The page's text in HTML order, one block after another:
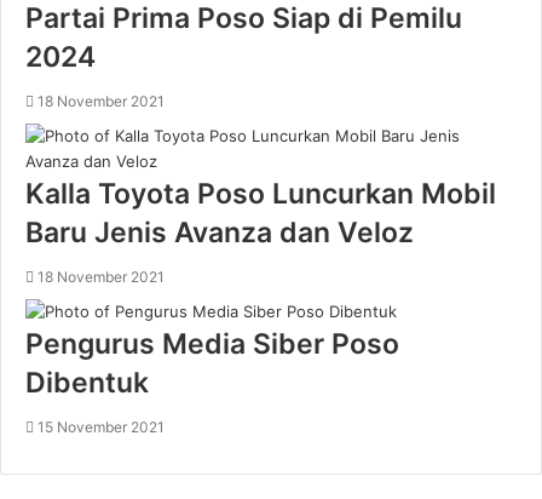
Partai Prima Poso Siap di Pemilu
2024
18 November 2021
Kalla Toyota Poso Luncurkan Mobil
Baru Jenis Avanza dan Veloz
18 November 2021
Pengurus Media Siber Poso
Dibentuk
15 November 2021